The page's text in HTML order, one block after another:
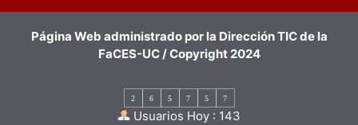
Página Web administrado por la Dirección TIC de la
FaCES-UC / Copyright 2024
2 6 5 7 5 7
Usuarios Hoy : 143